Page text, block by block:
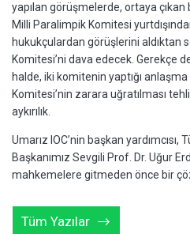
yapılan görüşmelerde, ortaya
Milli Paralimpik Komitesi
hukukçulardan görüşlerini aldıktan
Komitesi’ni dava edecek. Gerekçe
halde, iki komitenin yaptığı
Komitesi’nin zarara uğratılması
aykırılık.
Umarız IOC’nin başkan
Başkanımız Sevgili Prof. Dr. Uğur
mahkemelere gitmeden önce bir
Tüm Yazılar